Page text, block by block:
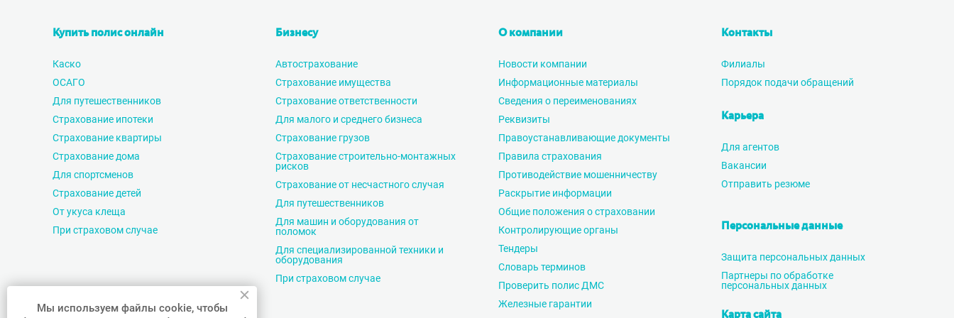
Купить полис онлайн
Каско
ОСАГО
Для путешественников
Страхование ипотеки
Страхование квартиры
Страхование дома
Для спортсменов
Страхование детей
От укуса клеща
При страховом случае
Бизнесу
Автострахование
Страхование имущества
Страхование ответственности
Для малого и среднего бизнеса
Страхование грузов
Страхование строительно-монтажных
рисков
Страхование от несчастного случая
Для путешественников
Для машин и оборудования от
поломок
Для специализированной техники и
оборудования
При страховом случае
О компании
Новости компании
Информационные материалы
Сведения о переименованиях
Реквизиты
Правоустанавливающие документы
Правила страхования
Противодействие мошенничеству
Раскрытие информации
Общие положения о страховании
Контролирующие органы
Тендеры
Словарь терминов
Проверить полис ДМС
Железные гарантии
Контакты
Филиалы
Порядок подачи обращений
Карьера
Для агентов
Вакансии
Отправить резюме
Персональные данные
Защита персональных данных
Партнеры по обработке
персональных данных
Карта сайта
Мы используем файлы cookie, чтобы